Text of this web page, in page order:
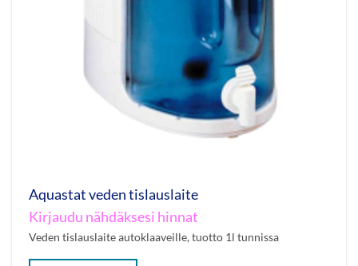
Aquastat veden tislauslaite
Kirjaudu nähdäksesi hinnat
Veden tislauslaite autoklaaveille, tuotto 1l tunnissa